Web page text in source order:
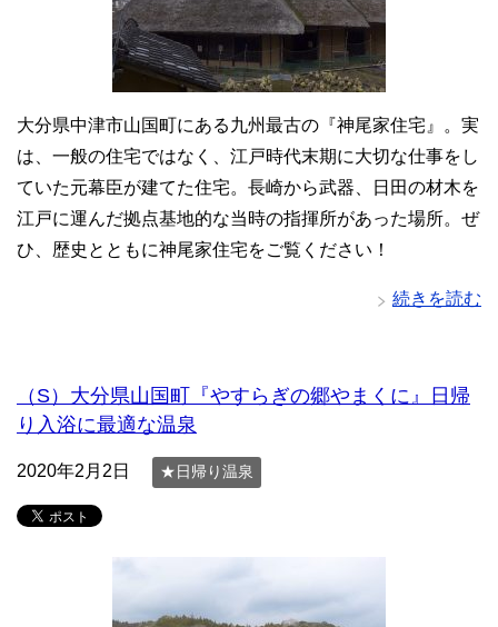
大分県中津市山国町にある九州最古の『神尾家住宅』。実
は、一般の住宅ではなく、江戸時代末期に大切な仕事をし
ていた元幕臣が建てた住宅。長崎から武器、日田の材木を
江戸に運んだ拠点基地的な当時の指揮所があった場所。ぜ
ひ、歴史とともに神尾家住宅をご覧ください！
続きを読む
（S）大分県山国町『やすらぎの郷やまくに』日帰
り入浴に最適な温泉
2020年2月2日 ★日帰り温泉